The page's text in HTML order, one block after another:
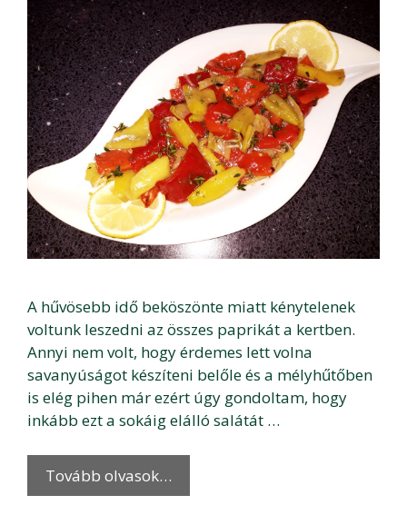
A hűvösebb idő beköszönte miatt kénytelenek
voltunk leszedni az összes paprikát a kertben.
Annyi nem volt, hogy érdemes lett volna
savanyúságot készíteni belőle és a mélyhűtőben
is elég pihen már ezért úgy gondoltam, hogy
inkább ezt a sokáig elálló salátát …
Tovább olvasok…